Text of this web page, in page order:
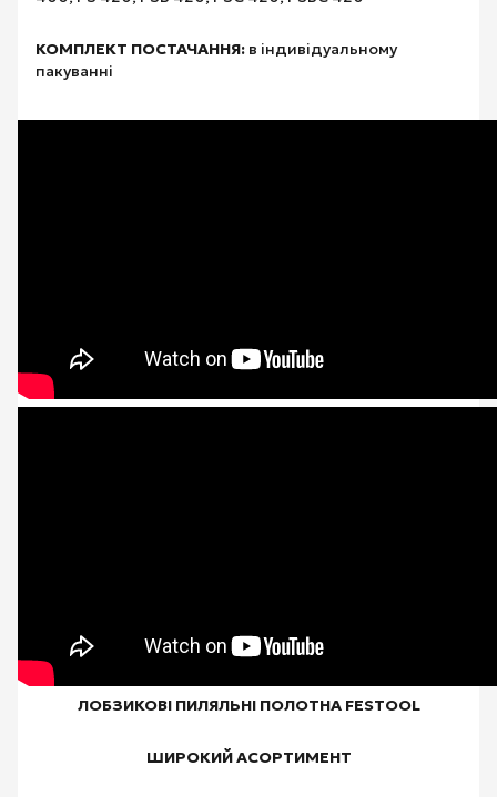
КОМПЛЕКТ ПОСТАЧАННЯ: в індивідуальному
пакуванні
ЛОБЗИКОВІ ПИЛЯЛЬНІ ПОЛОТНА FESTOOL
ШИРОКИЙ АСОРТИМЕНТ